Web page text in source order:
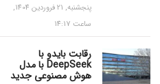
پنجشنبه, 21 فروردین 1404,
ساعت 14:17
رقابت بایدو با
DeepSeek با مدل
هوش مصنوعی جدید